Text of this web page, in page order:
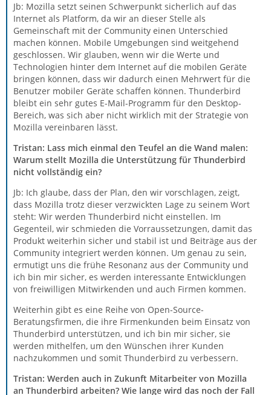
Jb: Mozilla setzt seinen Schwerpunkt sicherlich auf das
Internet als Platform, da wir an dieser Stelle als
Gemeinschaft mit der Community einen Unterschied
machen können. Mobile Umgebungen sind weitgehend
geschlossen. Wir glauben, wenn wir die Werte und
Technologien hinter dem Internet auf die mobilen Geräte
bringen können, dass wir dadurch einen Mehrwert für die
Benutzer mobiler Geräte schaffen können. Thunderbird
bleibt ein sehr gutes E-Mail-Programm für den Desktop-
Bereich, was sich aber nicht wirklich mit der Strategie von
Mozilla vereinbaren lässt.
Tristan: Lass mich einmal den Teufel an die Wand malen:
Warum stellt Mozilla die Unterstützung für Thunderbird
nicht vollständig ein?
Jb: Ich glaube, dass der Plan, den wir vorschlagen, zeigt,
dass Mozilla trotz dieser verzwickten Lage zu seinem Wort
steht: Wir werden Thunderbird nicht einstellen. Im
Gegenteil, wir schmieden die Vorraussetzungen, damit das
Produkt weiterhin sicher und stabil ist und Beiträge aus der
Community integriert werden können. Um genau zu sein,
ermutigt uns die frühe Resonanz aus der Community und
ich bin mir sicher, es werden interessante Entwicklungen
von freiwilligen Mitwirkenden und auch Firmen kommen.
Weiterhin gibt es eine Reihe von Open-Source-
Beratungsfirmen, die ihre Firmenkunden beim Einsatz von
Thunderbird unterstützen, und ich bin mir sicher, sie
werden mithelfen, um den Wünschen ihrer Kunden
nachzukommen und somit Thunderbird zu verbessern.
Tristan: Werden auch in Zukunft Mitarbeiter von Mozilla
an Thunderbird arbeiten? Wie lange wird das noch der Fall